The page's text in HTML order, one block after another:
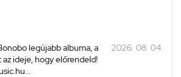
legújabb albuma, a
ideje, hogy előrendeld!
2026. 08. 04.